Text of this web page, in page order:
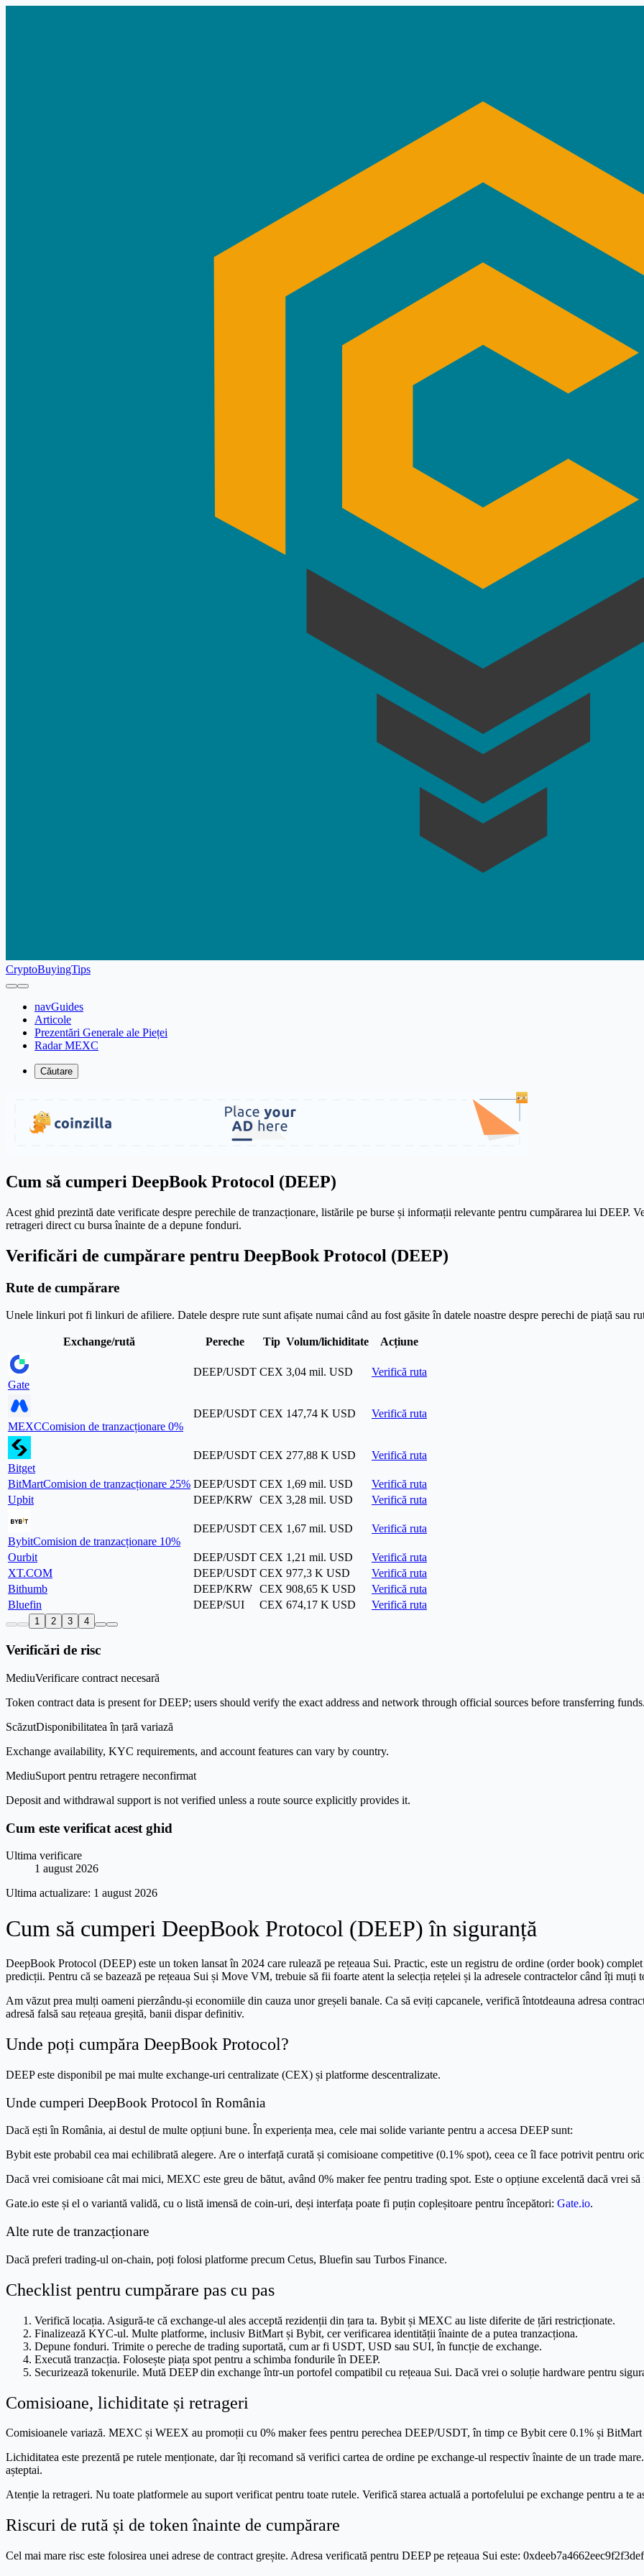
CryptoBuyingTips
navGuides
Articole
Prezentări Generale ale Pieței
Radar MEXC
Căutare
Cum să cumperi DeepBook Protocol (DEEP)
Acest ghid prezintă date verificate despre perechile de tranzacționare, listările pe burse și informații relevante pentru cumpărarea lui DEEP.
retrageri direct cu bursa înainte de a depune fonduri.
Verificări de cumpărare pentru DeepBook Protocol (DEEP)
Rute de cumpărare
Unele linkuri pot fi linkuri de afiliere. Datele despre rute sunt afișate numai când au fost găsite în datele noastre despre perechi de piață sau
Exchange/rută Pereche Tip Volum/lichiditate Acțiune
Gate
DEEP/USDT CEX 3,04 mil. USD Verifică ruta
MEXCComision de tranzacționare 0%
DEEP/USDT CEX 147,74 K USD Verifică ruta
Bitget
DEEP/USDT CEX 277,88 K USD Verifică ruta
BitMartComision de tranzacționare 25% DEEP/USDT CEX 1,69 mil. USD
Verifică ruta
Upbit
DEEP/KRW CEX 3,28 mil. USD Verifică ruta
BybitComision de tranzacționare 10%
DEEP/USDT CEX 1,67 mil. USD Verifică ruta
Ourbit DEEP/USDT CEX 1,21 mil. USD
Verifică ruta
XT.COM
DEEP/USDT CEX 977,3 K USD
Verifică ruta
Bithumb
DEEP/KRW CEX 908,65 K USD
Verifică ruta
Bluefin
DEEP/SUI CEX 674,17 K USD Verifică ruta
1 2 3 4
Verificări de risc
MediuVerificare contract necesară
Token contract data is present for DEEP; users should verify the exact address and network through official sources before transferring
ScăzutDisponibilitatea în țară variază
Exchange availability, KYC requirements, and account features can vary by country.
MediuSuport pentru retragere neconfirmat
Deposit and withdrawal support is not verified unless a route source explicitly provides it.
Cum este verificat acest ghid
Ultima verificare
1 august 2026
Ultima actualizare: 1 august 2026
Cum să cumperi DeepBook Protocol (DEEP) în siguranță
DeepBook Protocol (DEEP) este un token lansat în 2024 care rulează pe rețeaua Sui. Practic, este un registru de ordine (order book)
predicții. Pentru că se bazează pe rețeaua Sui și Move VM, trebuie să fii foarte atent la selecția rețelei și la adresele contractelor când îți muți
Am văzut prea mulți oameni pierzându-și economiile din cauza unor greșeli banale. Ca să eviți capcanele, verifică întotdeauna adresa
adresă falsă sau rețeaua greșită, banii dispar definitiv.
Unde poți cumpăra DeepBook Protocol?
DEEP este disponibil pe mai multe exchange-uri centralizate (CEX) și platforme descentralizate.
Unde cumperi DeepBook Protocol în România
Dacă ești în România, ai destul de multe opțiuni bune. În experiența mea, cele mai solide variante pentru a accesa DEEP sunt:
Bybit este probabil cea mai echilibrată alegere. Are o interfață curată și comisioane competitive (0.1% spot), ceea ce îl face potrivit pentru
Dacă vrei comisioane cât mai mici, MEXC este greu de bătut, având 0% maker fee pentru trading spot. Este o opțiune excelentă dacă vrei
Gate.io este și el o variantă validă, cu o listă imensă de coin-uri, deși interfața poate fi puțin copleșitoare pentru începători: Gate.io.
Alte rute de tranzacționare
Dacă preferi trading-ul on-chain, poți folosi platforme precum Cetus, Bluefin sau Turbos Finance.
Checklist pentru cumpărare pas cu pas
Verifică locația. Asigură-te că exchange-ul ales acceptă rezidenții din țara ta. Bybit și MEXC au liste diferite de țări restricționate.
Finalizează KYC-ul. Multe platforme, inclusiv BitMart și Bybit, cer verificarea identității înainte de a putea tranzacționa.
Depune fonduri. Trimite o pereche de trading suportată, cum ar fi USDT, USD sau SUI, în funcție de exchange.
Execută tranzacția. Folosește piața spot pentru a schimba fondurile în DEEP.
Securizează tokenurile. Mută DEEP din exchange într-un portofel compatibil cu rețeaua Sui. Dacă vrei o soluție hardware pentru
Comisioane, lichiditate și retrageri
Comisioanele variază. MEXC și WEEX au promoții cu 0% maker fees pentru perechea DEEP/USDT, în timp ce Bybit cere 0.1% și
Lichiditatea este prezentă pe rutele menționate, dar îți recomand să verifici cartea de ordine pe exchange-ul respectiv înainte de un trade
așteptai.
Atenție la retrageri. Nu toate platformele au suport verificat pentru toate rutele. Verifică starea actuală a portofelului pe exchange pentru a te
Riscuri de rută și de token înainte de cumpărare
Cel mai mare risc este folosirea unei adrese de contract greșite. Adresa verificată pentru DEEP pe rețeaua Sui este: